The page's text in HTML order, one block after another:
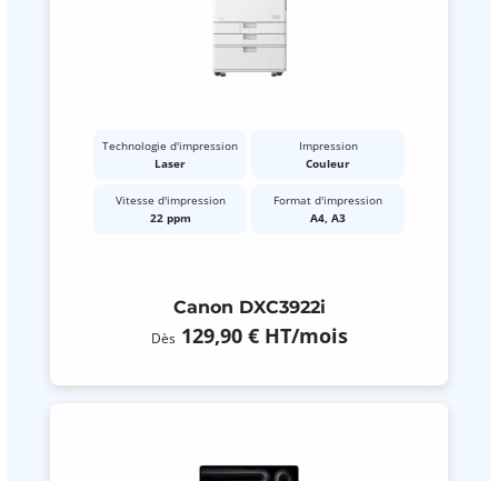
Technologie d'impression
Laser
Impression
Couleur
Vitesse d'impression
22 ppm
Format d'impression
A4, A3
Canon DXC3922i
Dès 129,90 € HT/mois